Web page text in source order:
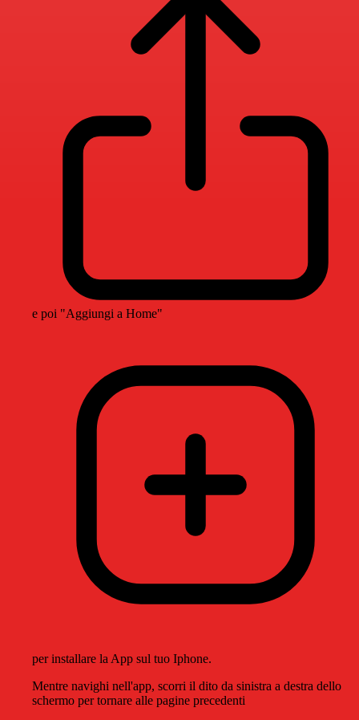
e poi "Aggiungi a Home"
per installare la App sul tuo Iphone.
Mentre navighi nell'app, scorri il dito da sinistra a destra dello
schermo per tornare alle pagine precedenti